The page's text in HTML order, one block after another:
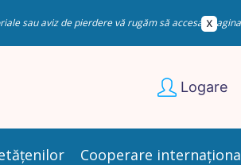
sau aviz de pierdere vă rugăm să accesați pagina
Logare
Cooperare